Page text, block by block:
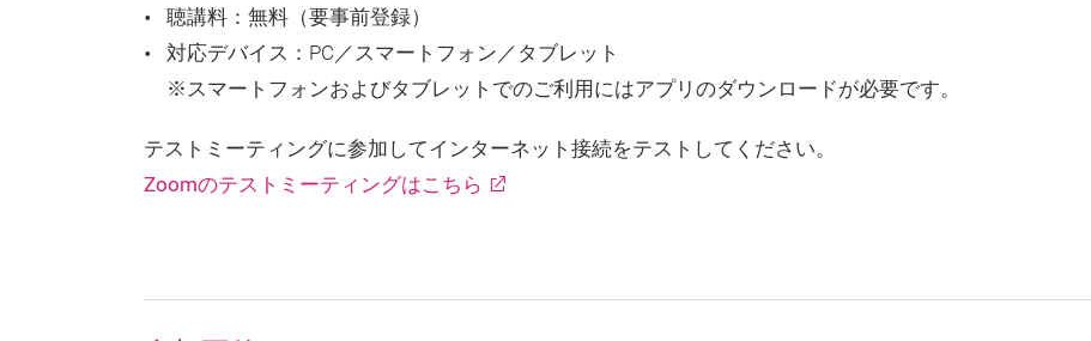
聴講料：無料（要事前登録）
対応デバイス：PC／スマートフォン／タブレット
※スマートフォンおよびタブレットでのご利用にはアプリのダウンロードが必要です。
テストミーティングに参加してインターネット接続をテストしてください。
Zoomのテストミーティングはこちら